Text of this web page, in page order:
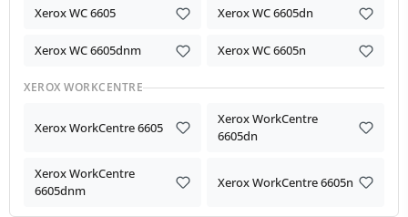
Xerox WC 6605 Xerox WC 6605dn
Xerox WC 6605dnm Xerox WC 6605n
XEROX WORKCENTRE
Xerox WorkCentre 6605
Xerox WorkCentre
6605dn
Xerox WorkCentre
6605dnm
Xerox WorkCentre 6605n